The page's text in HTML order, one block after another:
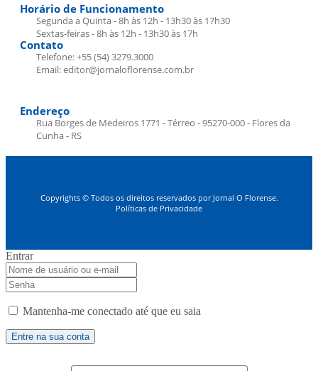
Horário de Funcionamento
Segunda a Quinta - 8h às 12h - 13h30 às 17h30
Sextas-feiras - 8h às 12h - 13h30 às 17h
Contato
Telefone: +55 (54) 3279.3000
Email: editor@jornaloflorense.com.br
Endereço
Rua Borges de Medeiros 1771 - Térreo - 95270-000 - Flores da
Cunha - RS
Copyrights © Todos os direitos reservados por Jornal O Florense.
Políticas de Privacidade
Entrar
Mantenha-me conectado até que eu saia